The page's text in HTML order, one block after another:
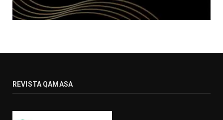
REVISTA QAMASA